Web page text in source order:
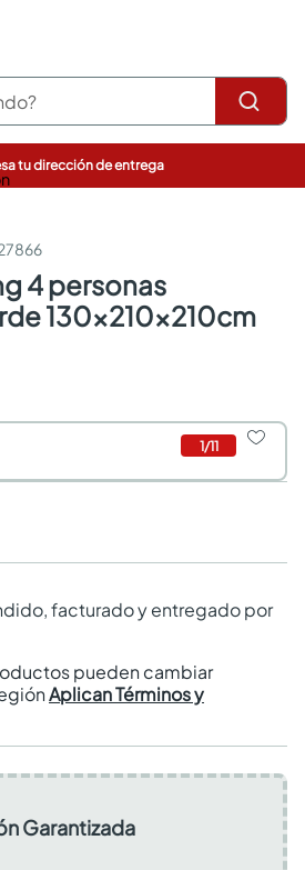
tu dirección de entrega
130x210x210cm
1/11
facturado y entregado por
pueden cambiar
Aplican Términos y
Garantizada